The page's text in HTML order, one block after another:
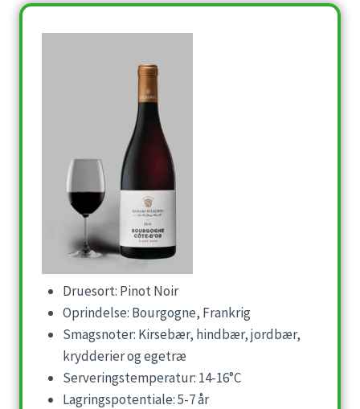
Druesort: Pinot Noir
Oprindelse: Bourgogne, Frankrig
Smagsnoter: Kirsebær, hindbær, jordbær,
krydderier og egetræ
Serveringstemperatur: 14-16°C
Lagringspotentiale: 5-7 år